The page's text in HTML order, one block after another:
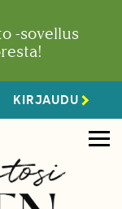
-sovellus
KIRJAUDU